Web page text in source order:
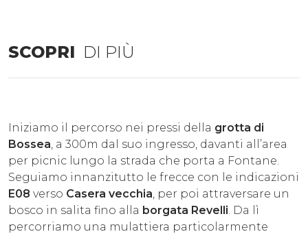
SCOPRI DI PIÙ
Iniziamo il percorso nei pressi della grotta di
Bossea , a 300m dal suo ingresso, davanti all’area
per picnic lungo la strada che porta a Fontane.
Seguiamo innanzitutto le frecce con le indicazioni
E08 verso Casera vecchia , per poi attraversare un
bosco in salita fino alla borgata Revelli . Da lì
percorriamo una mulattiera particolarmente